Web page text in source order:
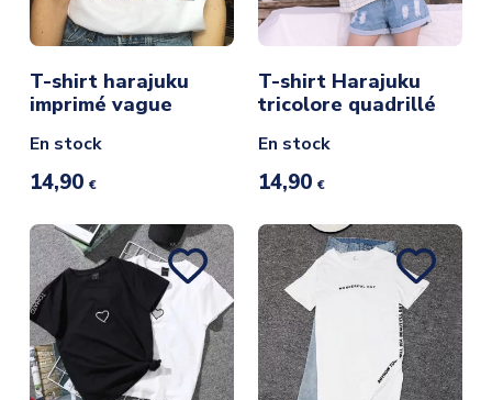
T-shirt harajuku
imprimé vague
En stock
14,90 €
T-shirt Harajuku
tricolore quadrillé
En stock
14,90 €